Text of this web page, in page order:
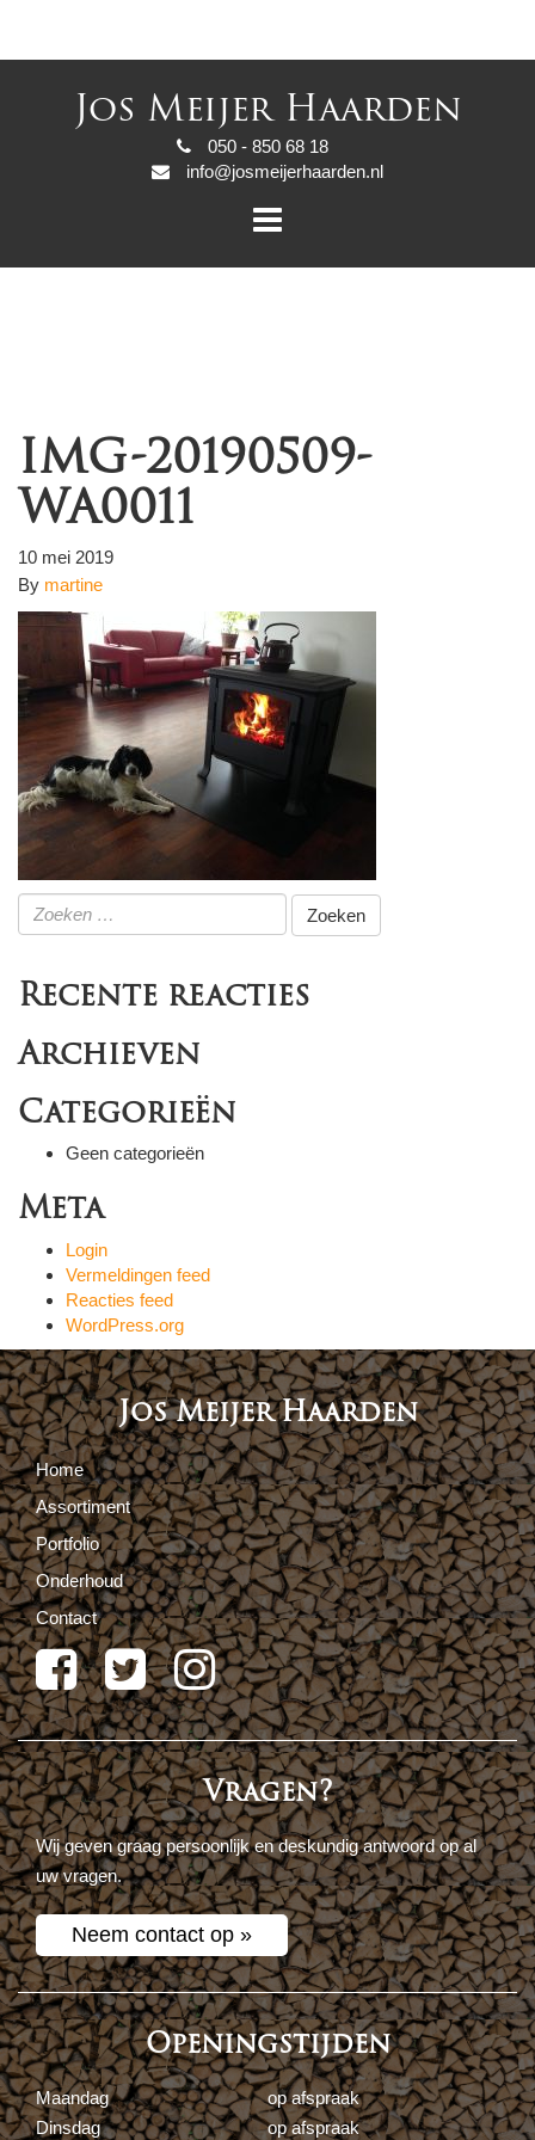
Jos Meijer Haarden
050 - 850 68 18
info@josmeijerhaarden.nl
IMG-20190509-
WA0011
10 mei 2019
By martine
Zoeken
naar:
Recente reacties
Archieven
Categorieën
Geen categorieën
Meta
Login
Vermeldingen feed
Reacties feed
WordPress.org
Jos Meijer Haarden
Home
Assortiment
Portfolio
Onderhoud
Contact
Vragen?
Wij geven graag persoonlijk en deskundig antwoord op al
uw vragen.
Neem contact op »
Openingstijden
Maandag
op afspraak
Dinsdag
op afspraak